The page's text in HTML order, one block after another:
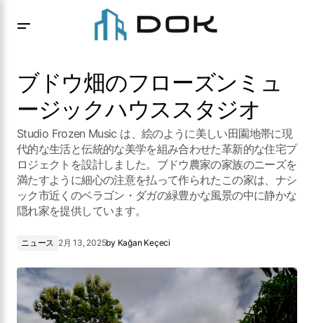
ブドウ畑のフローズンミュ
ージックハウススタジオ
Studio Frozen Music は、絵のように美しい田園地帯に現
代的な生活と伝統的な美学を組み合わせた革新的な住宅プ
ロジェクトを設計しました。ブドウ農家の家族のニーズを
満たすように細心の注意を払って作られたこの家は、ナシ
ック市近くのベラゴン・ダガの緑豊かな風景の中に静かな
隠れ家を提供しています。
ニュース 2月 13, 2025by Kağan Keçeci